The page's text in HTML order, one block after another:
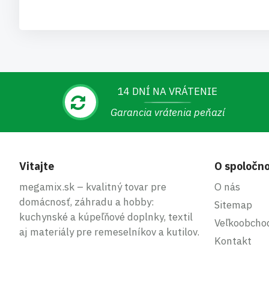
14 DNÍ NA VRÁTENIE
Garancia vrátenia peňazí
Vitajte
megamix.sk – kvalitný tovar pre
domácnosť, záhradu a hobby:
kuchynské a kúpeľňové doplnky, textil
aj materiály pre remeselníkov a kutilov.
O
O nás
Sitemap
Kontakt